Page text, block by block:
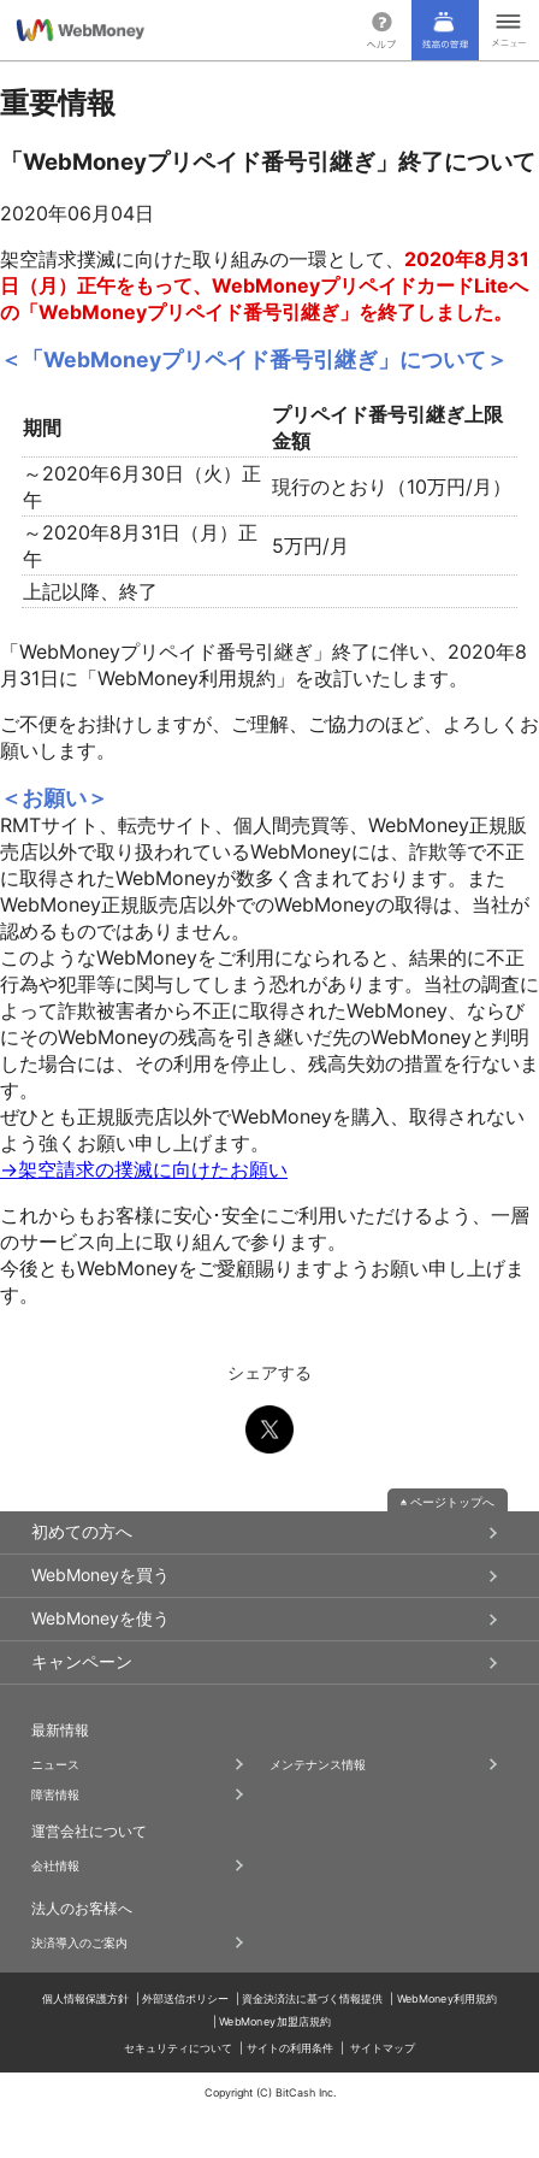
重要情報
「WebMoneyプリペイド番号引継ぎ」終了について
2020年06月04日
架空請求撲滅に向けた取り組みの一環として、 2020年8月31
日（月）正午をもって、WebMoneyプリペイドカードLiteへ
の「WebMoneyプリペイド番号引継ぎ」を終了しました。
＜「WebMoneyプリペイド番号引継ぎ」について＞
期間
プリペイド番号引継ぎ上限
金額
～2020年6月30日（火）正
午
現行のとおり（10万円/月）
～2020年8月31日（月）正
午
5万円/月
上記以降、終了
「WebMoneyプリペイド番号引継ぎ」終了に伴い、2020年8
月31日に「WebMoney利用規約」を改訂いたします。
ご不便をお掛けしますが、ご理解、ご協力のほど、よろしくお
願いします。
＜お願い＞
RMTサイト、転売サイト、個人間売買等、WebMoney正規販
売店以外で取り扱われているWebMoneyには、詐欺等で不正
に取得されたWebMoneyが数多く含まれております。また
WebMoney正規販売店以外でのWebMoneyの取得は、当社が
認めるものではありません。
このようなWebMoneyをご利用になられると、結果的に不正
行為や犯罪等に関与してしまう恐れがあります。当社の調査に
よって詐欺被害者から不正に取得されたWebMoney、ならび
にそのWebMoneyの残高を引き継いだ先のWebMoneyと判明
した場合には、その利用を停止し、残高失効の措置を行ないま
す。
ぜひとも正規販売店以外でWebMoneyを購入、取得されない
よう強くお願い申し上げます。
→架空請求の撲滅に向けたお願い
これからもお客様に安心･安全にご利用いただけるよう、一層
のサービス向上に取り組んで参ります。
今後ともWebMoneyをご愛顧賜りますようお願い申し上げま
す。
シェアする
ページトップへ
初めての方へ
WebMoneyを買う
WebMoneyを使う
キャンペーン
最新情報
ニュース メンテナンス情報
障害情報
運営会社について
会社情報
法人のお客様へ
決済導入のご案内
個人情報保護方針 外部送信ポリシー 資金決済法に基づく情報提供
WebMoney利用規約
WebMoney加盟店規約
セキュリティについて サイトの利用条件 サイトマップ
Copyright (C) BitCash Inc.